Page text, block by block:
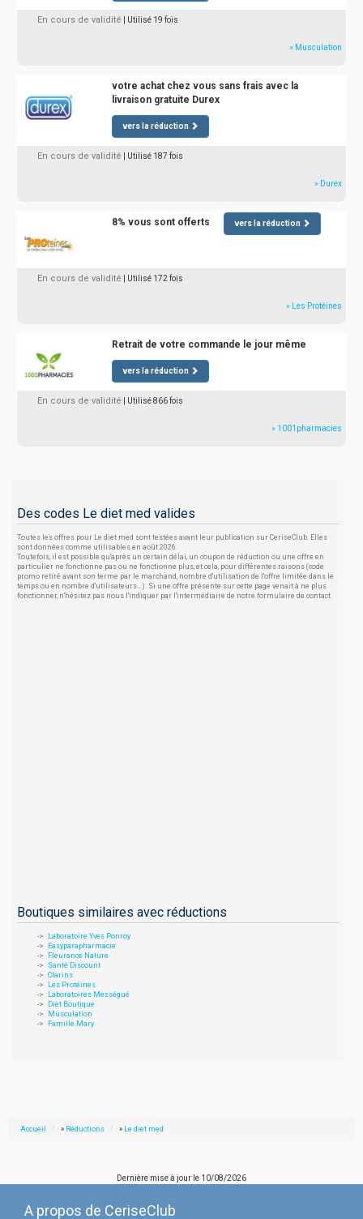
En cours de validité | Utilisé 19 fois
» Musculation
votre achat chez vous sans frais avec la
livraison gratuite Durex
vers la réduction
En cours de validité | Utilisé 187 fois
» Durex
8% vous sont offerts vers la réduction
En cours de validité | Utilisé 172 fois
» Les Protéines
Retrait de votre commande le jour même
vers la réduction
En cours de validité | Utilisé 866 fois
» 1001pharmacies
Des codes Le diet med valides
Toutes les offres pour Le diet med sont testées avant leur publication sur CeriseClub. Elles
sont données comme utilisables en août 2026.
Toutefois, il est possible qu'après un certain délai, un coupon de réduction ou une offre en
particulier ne fonctionne pas ou ne fonctionne plus, et cela, pour différentes raisons (code
promo retiré avant son terme par le marchand, nombre d'utilisation de l'offre limitée dans le
temps ou en nombre d'utilisateurs...). Si une offre présente sur cette page venait à ne plus
fonctionner, n'hésitez pas nous l'indiquer par l'intermédiaire de notre formulaire de contact.
Boutiques similaires avec réductions
Laboratoire Yves Ponroy
Easyparapharmacie
Fleurance Nature
Santé Discount
Clarins
Les Protéines
Laboratoires Mességué
Diet Boutique
Musculation
Famille Mary
Accueil » Réductions » Le diet med
Dernière mise à jour le 10/08/2026
A propos de CeriseClub